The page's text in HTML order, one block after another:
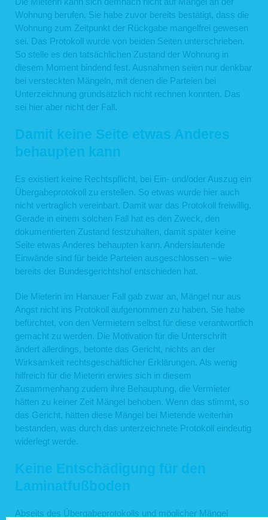
Wohnung berufen. Sie habe zuvor bereits bestätigt, dass die
Wohnung zum Zeitpunkt der Rückgabe mangelfrei gewesen
sei. Das Protokoll wurde von beiden Seiten unterschrieben.
So stelle es den tatsächlichen Zustand der Wohnung in
diesem Moment bindend fest. Ausnahmen seien nur denkbar
bei versteckten Mängeln, mit denen die Parteien bei
Unterzeichnung grundsätzlich nicht rechnen konnten. Das
sei hier aber nicht der Fall.
Damit keine Seite etwas Anderes
behaupten kann
Es existiert keine Rechtspflicht, bei Ein- und/oder Auszug ein
Übergabeprotokoll zu erstellen. So etwas wurde hier auch
nicht vertraglich vereinbart. Damit war das Protokoll freiwillig.
Gerade in einem solchen Fall hat es den Zweck, den
dokumentierten Zustand festzuhalten, damit später keine
Seite etwas Anderes behaupten kann. Anderslautende
Einwände sind für beide Parteien ausgeschlossen – wie
bereits der Bundesgerichtshof entschieden hat.
Die Mieterin im Hanauer Fall gab zwar an, Mängel nur aus
Angst nicht ins Protokoll aufgenommen zu haben. Sie habe
befürchtet, von den Vermietern selbst für diese verantwortlich
gemacht zu werden. Die Motivation für die Unterschrift
ändert allerdings, betonte das Gericht, nichts an der
Wirksamkeit rechtsgeschäftlicher Erklärungen. Als wenig
hilfreich für die Mieterin erwies sich in diesem
Zusammenhang zudem ihre Behauptung, die Vermieter
hätten zu keiner Zeit Mängel behoben. Wenn das stimmt, so
das Gericht, hätten diese Mängel bei Mietende weiterhin
bestanden, was durch das unterzeichnete Protokoll eindeutig
widerlegt werde.
Keine Entschädigung für den
Laminatfußboden
Abseits des Übergabeprotokolls und möglicher Mängel